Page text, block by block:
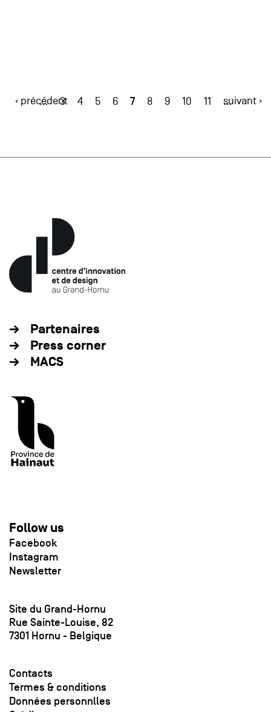
‹ précédent
… 3 4 5 6 7 8 9 10 11 …
suivant ›
Partenaires
Press corner
MACS
Follow us
Facebook
Instagram
Newsletter
Site du Grand-Hornu
Rue Sainte-Louise, 82
7301 Hornu - Belgique
Contacts
Termes & conditions
Données personnlles